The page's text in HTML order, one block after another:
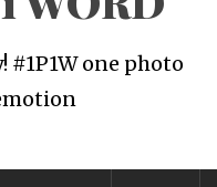
#1P1W one photo